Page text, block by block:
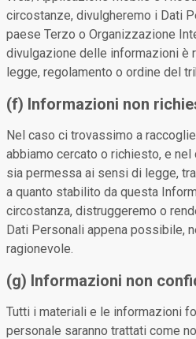
circostanze, divulgheremo i Dati
paese Terzo o Organizzazione
divulgazione delle informazioni è
legge, regolamento o ordine del
(f) Informazioni non
Nel caso ci trovassimo a
abbiamo cercato o richiesto, e
sia permessa ai sensi di legge,
a quanto stabilito da questa
circostanza, distruggeremo o
Dati Personali appena possibile,
ragionevole.
(g) Informazioni non
Tutti i materiali e le informazioni
personale saranno trattati come